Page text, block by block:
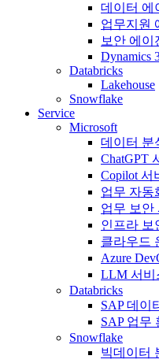
데이터 에
업무지원
보안 에이
Dynamics
Databricks
Lakehouse
Snowflake
Service
Microsoft
데이터 분
ChatGPT
Copilot 서
업무 자동
업무 보안
인프라 보
클라우드
Azure
LLM 서비
Databricks
SAP 데이
SAP 업무
Snowflake
빅데이터